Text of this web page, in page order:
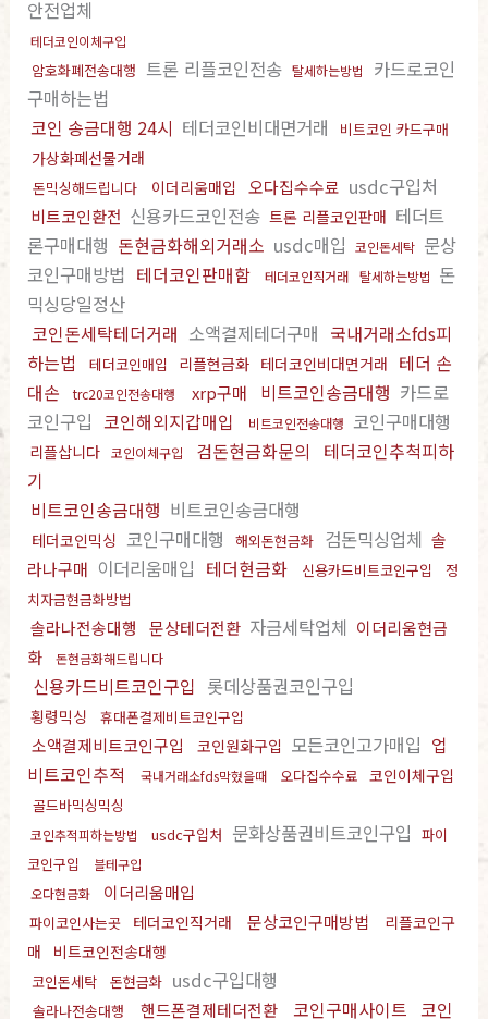
안전업체
테더코인이체구입
암호화폐전송대행 트론 리플코인전송 탈세하는방법
카드로코인
구매하는법
코인 송금대행 24시 테더코인비대면거래 비트코인 카드구매
가상화폐선물거래
돈믹싱해드립니다 이더리움매입 오다집수수료 usdc구입처
비트코인환전 신용카드코인전송 트론 리플코인판매 테더트
론구매대행 돈현금화해외거래소 usdc매입 코인돈세탁 문상
코인구매방법 테더코인판매함 테더코인직거래 탈세하는방법 돈
믹싱당일정산
코인돈세탁테더거래 소액결제테더구매 국내거래소fds피
하는법
테더코인매입 리플현금화 테더코인비대면거래 테더 손
대손
trc20코인전송대행 xrp구매 비트코인송금대행 카드로
코인구입 코인해외지갑매입 비트코인전송대행 코인구매대행
리플삽니다 코인이체구입 검돈현금화문의
테더코인추척피하
기
비트코인송금대행 비트코인송금대행
테더코인믹싱 코인구매대행 해외돈현금화 검돈믹싱업체 솔
라나구매 이더리움매입 테더현금화 신용카드비트코인구입
정
치자금현금화방법
솔라나전송대행 문상테더전환 자금세탁업체 이더리움현금
화
돈현금화해드립니다
신용카드비트코인구입 롯데상품권코인구입
횡령믹싱 휴대폰결제비트코인구입
소액결제비트코인구입 코인원화구입 모든코인고가매입 업
비트코인추적
국내거래소fds막혔을때 오다집수수료 코인이체구입
골드바믹싱믹싱
코인추적피하는방법 usdc구입처 문화상품권비트코인구입 파이
코인구입
블테구입
오다현금화
이더리움매입
파이코인사는곳 테더코인직거래 문상코인구매방법
리플코인구
매
비트코인전송대행
코인돈세탁 돈현금화 usdc구입대행
솔라나전송대행 핸드폰결제테더전환 코인구매사이트 코인